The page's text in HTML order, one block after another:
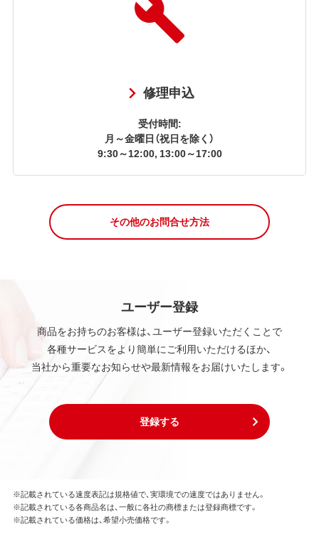
修理申込
受付時間:
月～金曜日（祝日を除く）
9:30～12:00, 13:00～17:00
その他のお問合せ方法
ユーザー登録
商品をお持ちのお客様は、ユーザー登録いただくことで
各種サービスをより簡単にご利用いただけるほか、
当社から重要なお知らせや最新情報をお届けいたします。
登録する
※記載されている速度表記は規格値で、実環境での速度ではありません。
※記載されている各商品名は、一般に各社の商標または登録商標です。
※記載されている価格は、希望小売価格です。